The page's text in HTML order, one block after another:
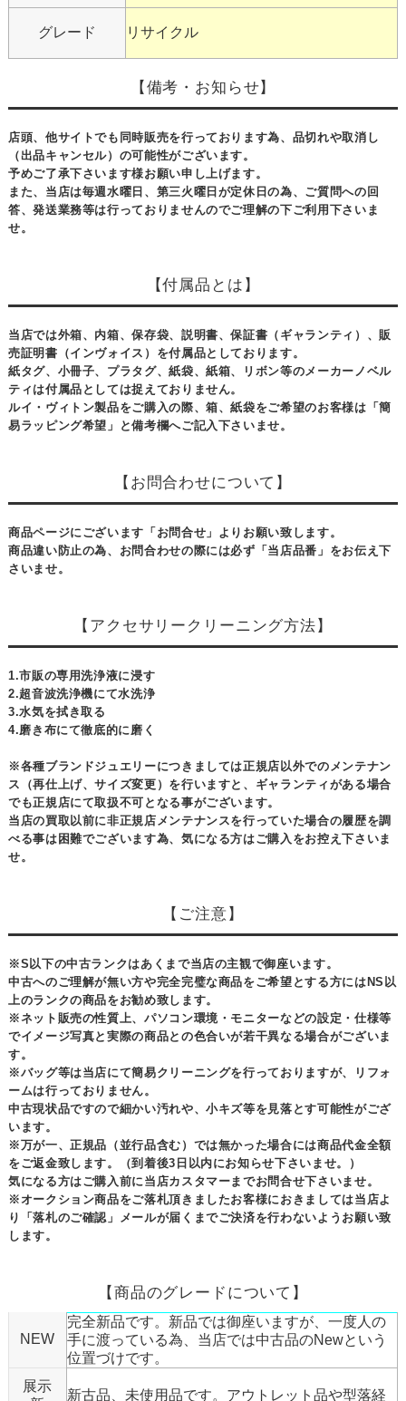
グレード リサイクル
【備考・お知らせ】
店頭、他サイトでも同時販売を行っております為、品切れや取消し
（出品キャンセル）の可能性がございます。
予めご了承下さいます様お願い申し上げます。
また、当店は毎週水曜日、第三火曜日が定休日の為、ご質問への回
答、発送業務等は行っておりませんのでご理解の下ご利用下さいま
せ。
【付属品とは】
当店では外箱、内箱、保存袋、説明書、保証書（ギャランティ）、販
売証明書（インヴォイス）を付属品としております。
紙タグ、小冊子、プラタグ、紙袋、紙箱、リボン等のメーカーノベル
ティは付属品としては捉えておりません。
ルイ・ヴィトン製品をご購入の際、箱、紙袋をご希望のお客様は「簡
易ラッピング希望」と備考欄へご記入下さいませ。
【お問合わせについて】
商品ページにございます「お問合せ」よりお願い致します。
商品違い防止の為、お問合わせの際には必ず「当店品番」をお伝え下
さいませ。
【アクセサリークリーニング方法】
1.市販の専用洗浄液に浸す
2.超音波洗浄機にて水洗浄
3.水気を拭き取る
4.磨き布にて徹底的に磨く
※各種ブランドジュエリーにつきましては正規店以外でのメンテナン
ス（再仕上げ、サイズ変更）を行いますと、ギャランティがある場合
でも正規店にて取扱不可となる事がございます。
当店の買取以前に非正規店メンテナンスを行っていた場合の履歴を調
べる事は困難でございます為、気になる方はご購入をお控え下さいま
せ。
【ご注意】
※S以下の中古ランクはあくまで当店の主観で御座います。
中古へのご理解が無い方や完全完璧な商品をご希望とする方にはNS以
上のランクの商品をお勧め致します。
※ネット販売の性質上、パソコン環境・モニターなどの設定・仕様等
でイメージ写真と実際の商品との色合いが若干異なる場合がございま
す。
※バッグ等は当店にて簡易クリーニングを行っておりますが、リフォ
ームは行っておりません。
中古現状品ですので細かい汚れや、小キズ等を見落とす可能性がござ
います。
※万が一、正規品（並行品含む）では無かった場合には商品代金全額
をご返金致します。（到着後3日以内にお知らせ下さいませ。）
気になる方はご購入前に当店カスタマーまでお問合せ下さいませ。
※オークション商品をご落札頂きましたお客様におきましては当店よ
り「落札のご確認」メールが届くまでご決済を行わないようお願い致
します。
【商品のグレードについて】
NEW
完全新品です。新品では御座いますが、一度人の
手に渡っている為、当店では中古品のNewという
位置づけです。
展示
新古品、未使用品です。アウトレット品や型落経